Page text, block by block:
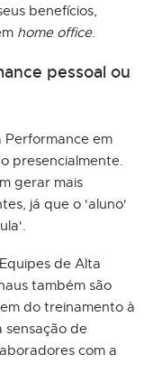
benefícios,
home office.
pessoal ou
Performance em
presencialmente.
gerar mais
já que o 'aluno'
de Alta
também são
do treinamento à
sensação de
com a